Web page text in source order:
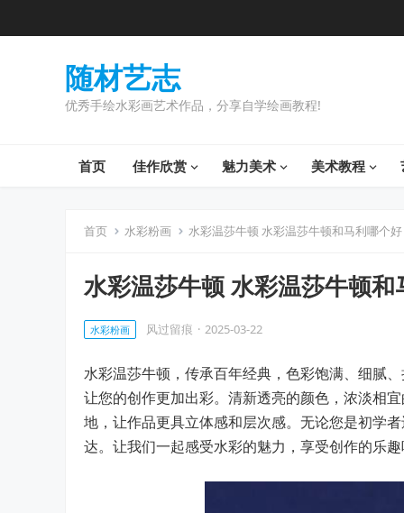
随材艺志
优秀手绘水彩画艺术作品，分享自学绘画教程!
首页 佳作欣赏 魅力美术 美术教程
首页 水彩粉画 水彩温莎牛顿 水彩温莎牛顿和马利哪个好
水彩温莎牛顿 水彩温莎牛顿和
水彩粉画 风过留痕 · 2025-03-22
水彩温莎牛顿，传承百年经典，色彩饱满、细腻
让您的创作更加出彩。清新透亮的颜色，浓淡相
地，让作品更具立体感和层次感。无论您是初学
达。让我们一起感受水彩的魅力，享受创作的乐